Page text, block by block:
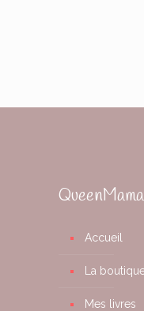
Accueil
La
Mes livres